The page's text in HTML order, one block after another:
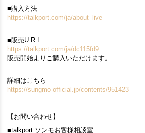
■購入方法
https://talkport.com/ja/about_live
■販売U R L
https://talkport.com/ja/dc115fd9
販売開始よりご購入いただけます。
詳細はこちら
https://sungmo-official.jp/contents/951423
【お問い合わせ】
■talkport ソンモお客様相談室